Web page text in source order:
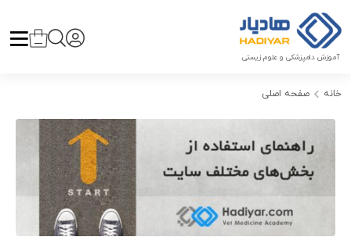
آموزش دامپزشکی و علوم زیستی
خانه صفحه اصلی
صفحه اصلی